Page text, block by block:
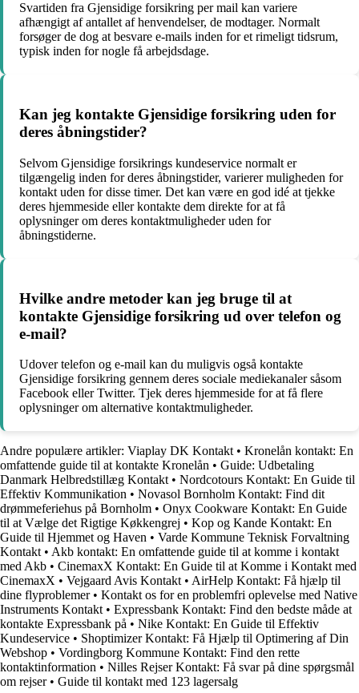
Svartiden fra Gjensidige forsikring per mail kan variere
afhængigt af antallet af henvendelser, de modtager. Normalt
forsøger de dog at besvare e-mails inden for et rimeligt tidsrum,
typisk inden for nogle få arbejdsdage.
Kan jeg kontakte Gjensidige forsikring uden for
deres åbningstider?
Selvom Gjensidige forsikrings kundeservice normalt er
tilgængelig inden for deres åbningstider, varierer muligheden for
kontakt uden for disse timer. Det kan være en god idé at tjekke
deres hjemmeside eller kontakte dem direkte for at få
oplysninger om deres kontaktmuligheder uden for
åbningstiderne.
Hvilke andre metoder kan jeg bruge til at
kontakte Gjensidige forsikring ud over telefon og
e-mail?
Udover telefon og e-mail kan du muligvis også kontakte
Gjensidige forsikring gennem deres sociale mediekanaler såsom
Facebook eller Twitter. Tjek deres hjemmeside for at få flere
oplysninger om alternative kontaktmuligheder.
Andre populære artikler: Viaplay DK Kontakt • Kronelån kontakt: En
omfattende guide til at kontakte Kronelån • Guide: Udbetaling
Danmark Helbredstillæg Kontakt • Nordcotours Kontakt: En Guide til
Effektiv Kommunikation • Novasol Bornholm Kontakt: Find dit
drømmeferiehus på Bornholm • Onyx Cookware Kontakt: En Guide
til at Vælge det Rigtige Køkkengrej • Kop og Kande Kontakt: En
Guide til Hjemmet og Haven • Varde Kommune Teknisk Forvaltning
Kontakt • Akb kontakt: En omfattende guide til at komme i kontakt
med Akb • CinemaxX Kontakt: En Guide til at Komme i Kontakt med
CinemaxX • Vejgaard Avis Kontakt • AirHelp Kontakt: Få hjælp til
dine flyproblemer• Kontakt os for en problemfri oplevelse med Native
Instruments Kontakt • Expressbank Kontakt: Find den bedste måde at
kontakte Expressbank på • Nike Kontakt: En Guide til Effektiv
Kundeservice • Shoptimizer Kontakt: Få Hjælp til Optimering af Din
Webshop • Vordingborg Kommune Kontakt: Find den rette
kontaktinformation • Nilles Rejser Kontakt: Få svar på dine spørgsmål
om rejser• Guide til kontakt med 123 lagersalg